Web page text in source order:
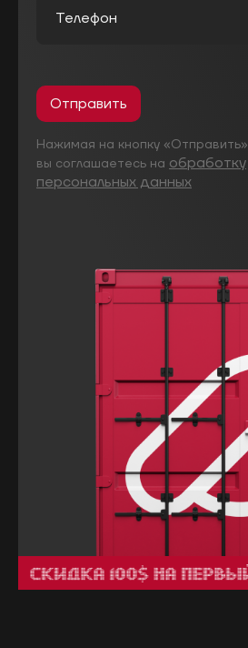
Отправить
Нажимая на кнопку «Отправить»
вы соглашаетесь на обработку
персональных данных